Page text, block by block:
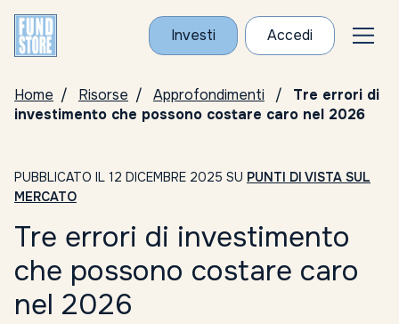
Investi Accedi
Home Risorse Approfondimenti
Tre errori di
investimento che possono costare caro nel 2026
PUBBLICATO IL 12 DICEMBRE 2025 SU PUNTI DI VISTA SUL
MERCATO
Tre errori di investimento
che possono costare caro
nel 2026